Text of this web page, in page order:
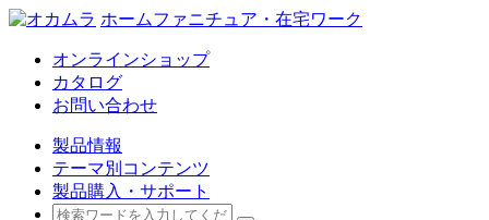
ホームファニチュア・在宅ワーク
オンラインショップ
カタログ
お問い合わせ
製品情報
テーマ別コンテンツ
製品購入・サポート